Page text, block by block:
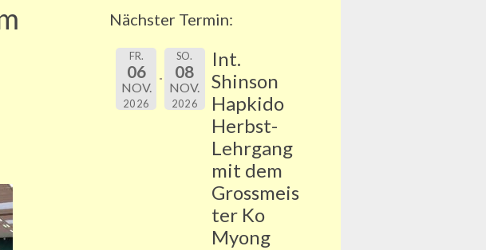
Nächster Termin:
FR.
06
NOV.
2026
SO.
08
NOV.
2026
Int.
Shinson
Hapkido
Herbst-
Lehrgang
mit dem
Grossmeis
ter Ko
Myong